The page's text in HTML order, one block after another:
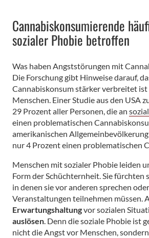
Cannabiskonsumierende
sozialer Phobie betroffen
Was haben Angststörungen mit
Die Forschung gibt Hinweise darauf,
Cannabiskonsum stärker verbreitet
Menschen. Einer Studie aus den USA
29 Prozent aller Personen, die an
einen problematischen
amerikanischen
nur 4 Prozent einen problematischen
Menschen mit sozialer Phobie leiden
Form der Schüchternheit. Sie fürchten
in denen sie vor anderen sprechen
Veranstaltungen teilnehmen müssen.
Erwartungshaltungvor sozialen
auslösen. Denn die soziale Phobie ist
nicht die Angst vor Menschen,